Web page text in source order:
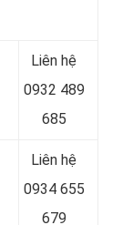
Liên hệ
0932 489
685
Liên hệ
0934 655
679